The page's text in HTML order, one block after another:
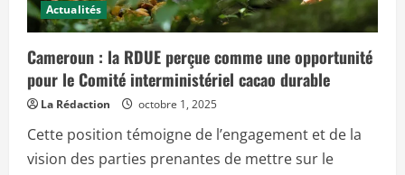
e
s
t
i
g
a
t
i
o
A
g
e
a
l
A
r
c
a
:
E
A
Actualités
Cameroun : la RDUE perçue comme une opportunité
pour le Comité interministériel cacao durable
La Rédaction octobre 1, 2025
Cette position témoigne de l’engagement et de la
vision des parties prenantes de mettre sur le